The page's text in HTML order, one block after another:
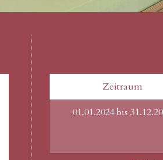
Zeitraum
01.01.2024 bis